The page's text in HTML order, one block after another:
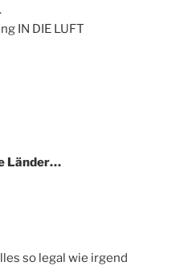
IN DIE LUFT
Länder…
so legal wie irgend